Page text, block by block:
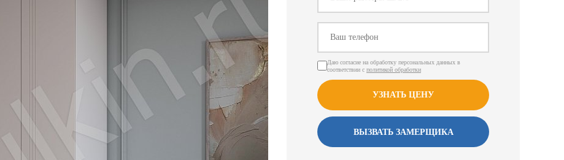
Даю согласие на обработку персональных данных в
соответствии с политикой обработки
УЗНАТЬ ЦЕНУ
ВЫЗВАТЬ ЗАМЕРЩИКА